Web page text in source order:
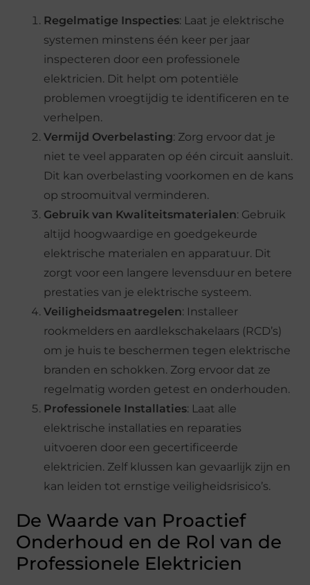
Regelmatige Inspecties: Laat je elektrische
systemen minstens één keer per jaar
inspecteren door een professionele
elektricien. Dit helpt om potentiële
problemen vroegtijdig te identificeren en te
verhelpen.
Vermijd Overbelasting: Zorg ervoor dat je
niet te veel apparaten op één circuit aansluit.
Dit kan overbelasting voorkomen en de kans
op stroomuitval verminderen.
Gebruik van Kwaliteitsmaterialen: Gebruik
altijd hoogwaardige en goedgekeurde
elektrische materialen en apparatuur. Dit
zorgt voor een langere levensduur en betere
prestaties van je elektrische systeem.
Veiligheidsmaatregelen: Installeer
rookmelders en aardlekschakelaars (RCD’s)
om je huis te beschermen tegen elektrische
branden en schokken. Zorg ervoor dat ze
regelmatig worden getest en onderhouden.
Professionele Installaties: Laat alle
elektrische installaties en reparaties
uitvoeren door een gecertificeerde
elektricien. Zelf klussen kan gevaarlijk zijn en
kan leiden tot ernstige veiligheidsrisico’s.
De Waarde van Proactief
Onderhoud en de Rol van de
Professionele Elektricien